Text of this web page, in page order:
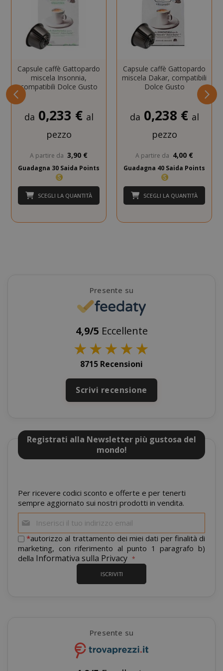
Capsule caffè Gattopardo
miscela Insonnia,
compatibili Dolce Gusto
da 0,233 € al
pezzo
A partire da 3,90 €
Guadagna 30 Saida Points
SCEGLI LA QUANTITÀ
Capsule caffè Gattopardo
miscela Dakar, compatibili
Dolce Gusto
da 0,238 € al
pezzo
A partire da 4,00 €
Guadagna 40 Saida Points
SCEGLI LA QUANTITÀ
Presente su
4,9/5 Eccellente
★★★★★
8715 Recensioni
Scrivi recensione
Registrati alla Newsletter più gustosa del
mondo!
Per ricevere codici sconto e offerte e per tenerti
sempre aggiornato sui nostri prodotti in vendita.
alla
nostra
newsletter:
*autorizzo al trattamento dei miei dati per finalità di
marketing, con riferimento al punto 1 paragrafo b)
della Informativa sulla Privacy
ISCRIVITI
Presente su
CookieScriptConsent
mage-cache-sessid
recently_compared_product
Google
Privacy Policy